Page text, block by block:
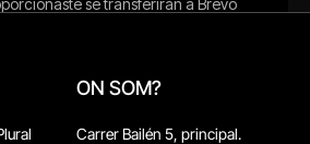
ON SOM?
Carrer Bailén 5, principal.